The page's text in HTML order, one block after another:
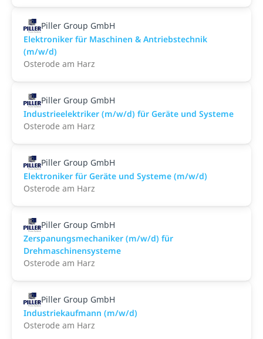
Piller Group GmbH
Elektroniker für Maschinen & Antriebstechnik
(m/w/d)
Osterode am Harz
Piller Group GmbH
Industrieelektriker (m/w/d) für Geräte und Systeme
Osterode am Harz
Piller Group GmbH
Elektroniker für Geräte und Systeme (m/w/d)
Osterode am Harz
Piller Group GmbH
Zerspanungsmechaniker (m/w/d) für
Drehmaschinensysteme
Osterode am Harz
Piller Group GmbH
Industriekaufmann (m/w/d)
Osterode am Harz